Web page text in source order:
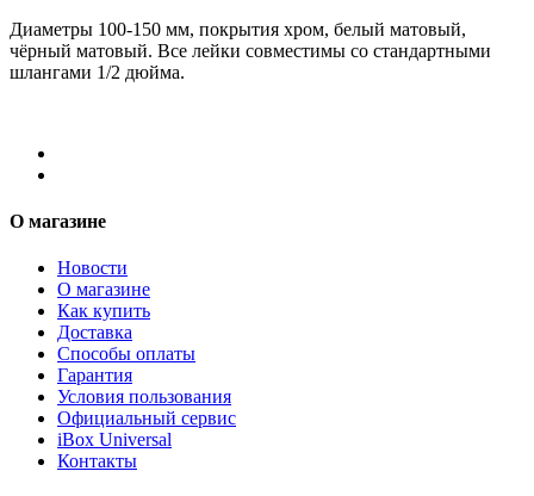
Диаметры 100-150 мм, покрытия хром, белый матовый,
чёрный матовый. Все лейки совместимы со стандартными
шлангами 1/2 дюйма.
О магазине
Новости
О магазине
Как купить
Доставка
Способы оплаты
Гарантия
Условия пользования
Официальный сервис
iBox Universal
Контакты